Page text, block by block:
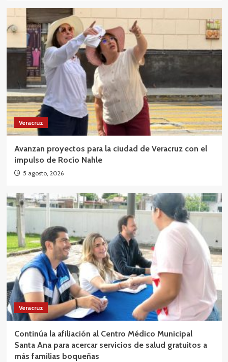
Veracruz
Avanzan proyectos para la ciudad de Veracruz con el
impulso de Rocío Nahle
5 agosto, 2026
Veracruz
Continúa la afiliación al Centro Médico Municipal
Santa Ana para acercar servicios de salud gratuitos a
más familias boqueñas